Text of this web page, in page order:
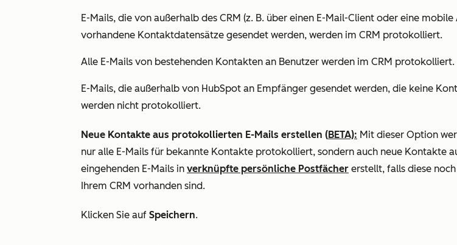
E-Mails, die von außerhalb des CRM (z. B. über einen E-Mail-Client oder eine mobile
vorhandene Kontaktdatensätze gesendet werden, werden im CRM protokolliert.
Alle E-Mails von bestehenden Kontakten an Benutzer werden im CRM protokolliert.
E-Mails, die außerhalb von HubSpot an Empfänger gesendet werden, die keine
werden nicht protokolliert.
Neue Kontakte aus protokollierten E-Mails erstellen (BETA): Mit dieser Option
nur alle E-Mails für bekannte Kontakte protokolliert, sondern auch neue Kontakte
eingehenden E-Mails in verknüpfte persönliche Postfächer erstellt, falls diese
Ihrem CRM vorhanden sind.
Klicken Sie auf Speichern.